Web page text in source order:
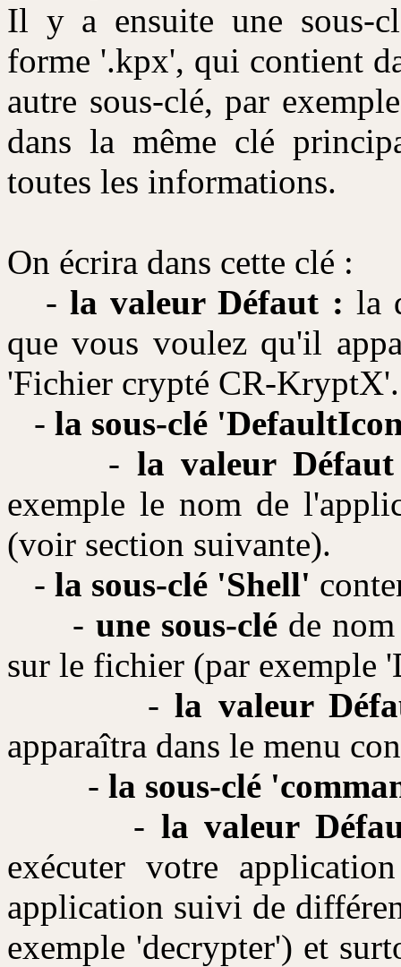
Il y a ensuite une sous-
forme '.kpx', qui contient
autre sous-clé, par
dans la même clé
toutes les informations.
On écrira dans cette clé :
- la valeur Défaut : la
que vous voulez qu'il
'Fichier crypté CR-KryptX'.
- la sous-clé
- la valeur
exemple le nom de
(voir section suivante).
- la sous-clé 'Shell'
- une sous-clé de
sur le fichier (par exemple
-la valeur
apparaîtra dans le menu
- la sous-clé
- la valeur
exécuter votre
application suivi de
exemple 'decrypter') et